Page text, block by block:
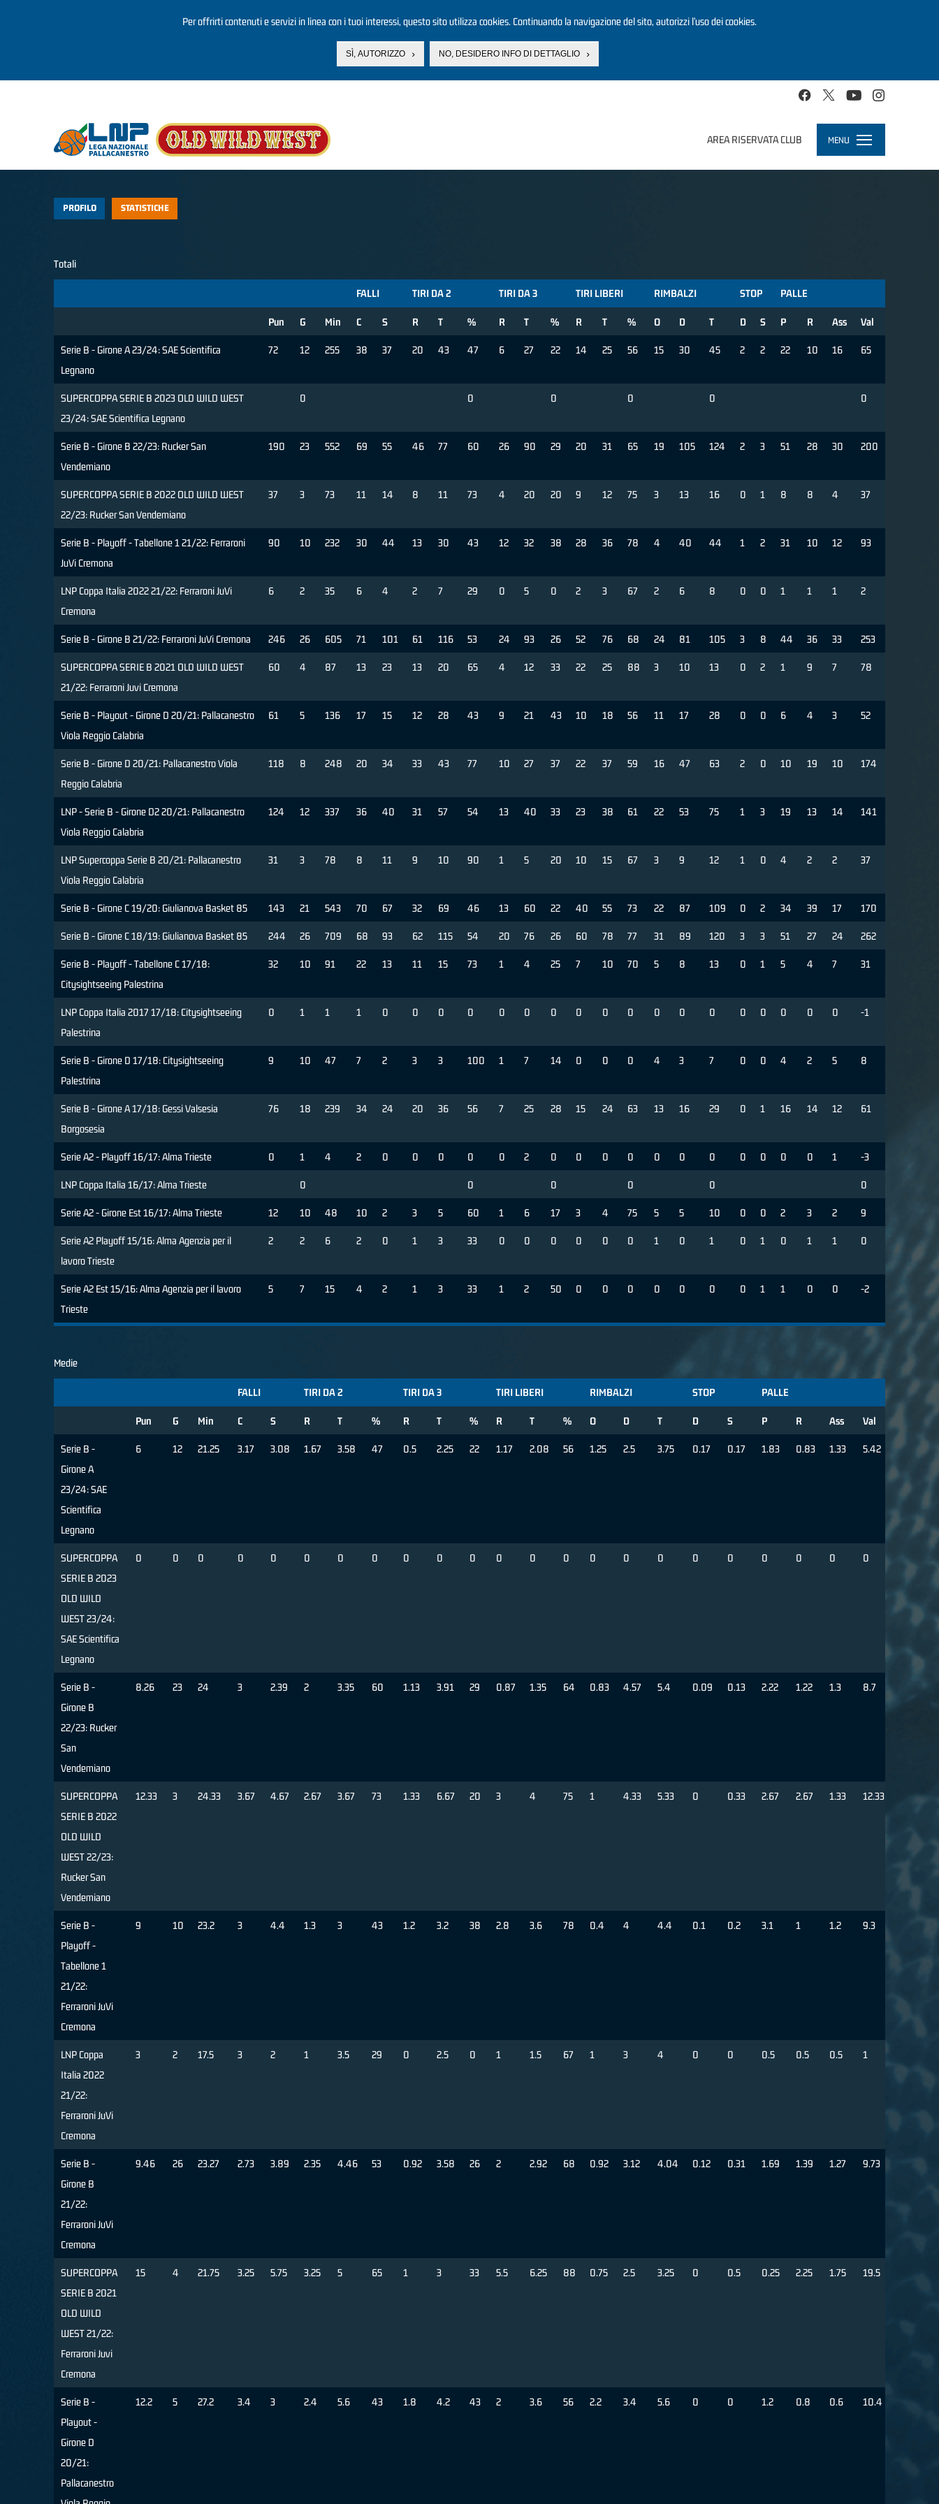
Per offrirti contenuti e servizi in linea con i tuoi interessi, questo sito utilizza cookies. Continuando la navigazione del sito, autorizzi l’uso dei cookies.
SÌ, AUTORIZZO NO, DESIDERO INFO DI DETTAGLIO
AREA RISERVATA CLUB MENU
Toggle
navigation
PROFILO STATISTICHE
Totali
FALLI TIRI DA 2 TIRI DA 3 TIRI LIBERI RIMBALZI STOP PALLE
Pun G Min C S R T % R T % R T % O D T D S P R Ass Val
Serie B - Girone A 23/24: SAE Scientifica
Legnano
72 12 255 38 37 20 43 47 6 27 22 14 25 56 15 30 45 2 2 22 10 16 65
SUPERCOPPA SERIE B 2023 OLD WILD WEST
23/24: SAE Scientifica Legnano
0 0 0 0 0 0
Serie B - Girone B 22/23: Rucker San
Vendemiano
190 23 552 69 55 46 77 60 26 90 29 20 31 65 19 105 124 2 3 51 28 30 200
SUPERCOPPA SERIE B 2022 OLD WILD WEST
22/23: Rucker San Vendemiano
37 3 73 11 14 8 11 73 4 20 20 9 12 75 3 13 16 0 1 8 8 4 37
Serie B - Playoff - Tabellone 1 21/22: Ferraroni
JuVi Cremona
90 10 232 30 44 13 30 43 12 32 38 28 36 78 4 40 44 1 2 31 10 12 93
LNP Coppa Italia 2022 21/22: Ferraroni JuVi
Cremona
6 2 35 6 4 2 7 29 0 5 0 2 3 67 2 6 8 0 0 1 1 1 2
Serie B - Girone B 21/22: Ferraroni JuVi Cremona 246 26 605 71 101 61 116 53 24 93 26 52 76 68 24 81 105 3 8 44 36 33 253
SUPERCOPPA SERIE B 2021 OLD WILD WEST
21/22: Ferraroni Juvi Cremona
60 4 87 13 23 13 20 65 4 12 33 22 25 88 3 10 13 0 2 1 9 7 78
Serie B - Playout - Girone D 20/21: Pallacanestro
Viola Reggio Calabria
61 5 136 17 15 12 28 43 9 21 43 10 18 56 11 17 28 0 0 6 4 3 52
Serie B - Girone D 20/21: Pallacanestro Viola
Reggio Calabria
118 8 248 20 34 33 43 77 10 27 37 22 37 59 16 47 63 2 0 10 19 10 174
LNP - Serie B - Girone D2 20/21: Pallacanestro
Viola Reggio Calabria
124 12 337 36 40 31 57 54 13 40 33 23 38 61 22 53 75 1 3 19 13 14 141
LNP Supercoppa Serie B 20/21: Pallacanestro
Viola Reggio Calabria
31 3 78 8 11 9 10 90 1 5 20 10 15 67 3 9 12 1 0 4 2 2 37
Serie B - Girone C 19/20: Giulianova Basket 85 143 21 543 70 67 32 69 46 13 60 22 40 55 73 22 87 109 0 2 34 39 17 170
Serie B - Girone C 18/19: Giulianova Basket 85 244 26 709 68 93 62 115 54 20 76 26 60 78 77 31 89 120 3 3 51 27 24 262
Serie B - Playoff - Tabellone C 17/18:
Citysightseeing Palestrina
32 10 91 22 13 11 15 73 1 4 25 7 10 70 5 8 13 0 1 5 4 7 31
LNP Coppa Italia 2017 17/18: Citysightseeing
Palestrina
0 1 1 1 0 0 0 0 0 0 0 0 0 0 0 0 0 0 0 0 0 0 -1
Serie B - Girone D 17/18: Citysightseeing
Palestrina
9 10 47 7 2 3 3 100 1 7 14 0 0 0 4 3 7 0 0 4 2 5 8
Serie B - Girone A 17/18: Gessi Valsesia
Borgosesia
76 18 239 34 24 20 36 56 7 25 28 15 24 63 13 16 29 0 1 16 14 12 61
Serie A2 - Playoff 16/17: Alma Trieste 0 1 4 2 0 0 0 0 0 2 0 0 0 0 0 0 0 0 0 0 0 1 -3
LNP Coppa Italia 16/17: Alma Trieste 0 0 0 0 0 0
Serie A2 - Girone Est 16/17: Alma Trieste 12 10 48 10 2 3 5 60 1 6 17 3 4 75 5 5 10 0 0 2 3 2 9
Serie A2 Playoff 15/16: Alma Agenzia per il
lavoro Trieste
2 2 6 2 0 1 3 33 0 0 0 0 0 0 1 0 1 0 1 0 1 1 0
Serie A2 Est 15/16: Alma Agenzia per il lavoro
Trieste
5 7 15 4 2 1 3 33 1 2 50 0 0 0 0 0 0 0 1 1 0 0 -2
Medie
FALLI TIRI DA 2 TIRI DA 3 TIRI LIBERI RIMBALZI STOP PALLE
Pun G Min C S R T % R T % R T % O D T D S P R Ass Val
Serie B -
Girone A
23/24: SAE
Scientifica
Legnano
6 12 21.25 3.17 3.08 1.67 3.58 47 0.5 2.25 22 1.17 2.08 56 1.25 2.5 3.75 0.17 0.17 1.83 0.83 1.33 5.42
SUPERCOPPA
SERIE B 2023
OLD WILD
WEST 23/24:
SAE Scientifica
Legnano
0 0 0 0 0 0 0 0 0 0 0 0 0 0 0 0 0 0 0 0 0 0 0
Serie B -
Girone B
22/23: Rucker
San
Vendemiano
8.26 23 24 3 2.39 2 3.35 60 1.13 3.91 29 0.87 1.35 64 0.83 4.57 5.4 0.09 0.13 2.22 1.22 1.3 8.7
SUPERCOPPA
SERIE B 2022
OLD WILD
WEST 22/23:
Rucker San
Vendemiano
12.33 3 24.33 3.67 4.67 2.67 3.67 73 1.33 6.67 20 3 4 75 1 4.33 5.33 0 0.33 2.67 2.67 1.33 12.33
Serie B -
Playoff -
Tabellone 1
21/22:
Ferraroni JuVi
Cremona
9 10 23.2 3 4.4 1.3 3 43 1.2 3.2 38 2.8 3.6 78 0.4 4 4.4 0.1 0.2 3.1 1 1.2 9.3
LNP Coppa
Italia 2022
21/22:
Ferraroni JuVi
Cremona
3 2 17.5 3 2 1 3.5 29 0 2.5 0 1 1.5 67 1 3 4 0 0 0.5 0.5 0.5 1
Serie B -
Girone B
21/22:
Ferraroni JuVi
Cremona
9.46 26 23.27 2.73 3.89 2.35 4.46 53 0.92 3.58 26 2 2.92 68 0.92 3.12 4.04 0.12 0.31 1.69 1.39 1.27 9.73
SUPERCOPPA
SERIE B 2021
OLD WILD
WEST 21/22:
Ferraroni Juvi
Cremona
15 4 21.75 3.25 5.75 3.25 5 65 1 3 33 5.5 6.25 88 0.75 2.5 3.25 0 0.5 0.25 2.25 1.75 19.5
Serie B -
Playout -
Girone D
20/21:
Pallacanestro
12.2 5 27.2 3.4 3 2.4 5.6 43 1.8 4.2 43 2 3.6 56 2.2 3.4 5.6 0 0 1.2 0.8 0.6 10.4